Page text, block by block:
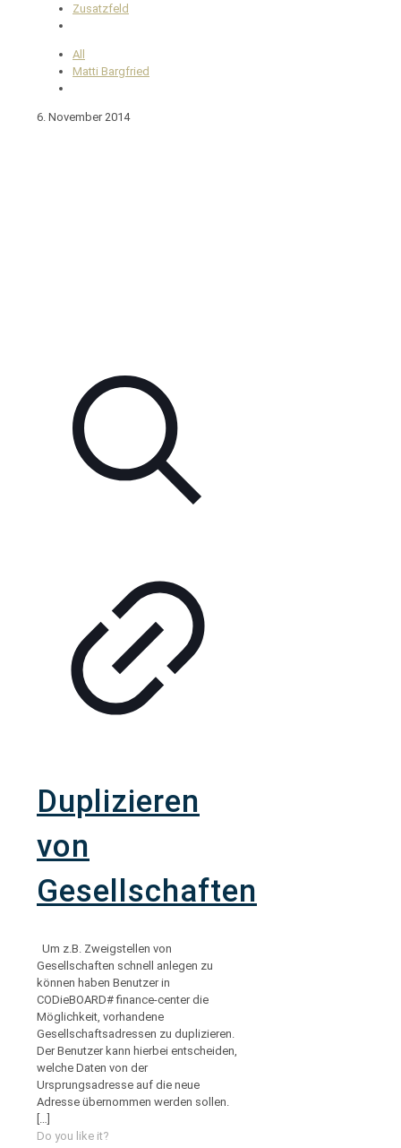
Zusatzfeld
All
Matti Bargfried
6. November 2014
Duplizieren
von
Gesellschaften
Um z.B. Zweigstellen von
Gesellschaften schnell anlegen zu
können haben Benutzer in
CODieBOARD# finance-center die
Möglichkeit, vorhandene
Gesellschaftsadressen zu duplizieren.
Der Benutzer kann hierbei entscheiden,
welche Daten von der
Ursprungsadresse auf die neue
Adresse übernommen werden sollen.
[…]
Do you like it?